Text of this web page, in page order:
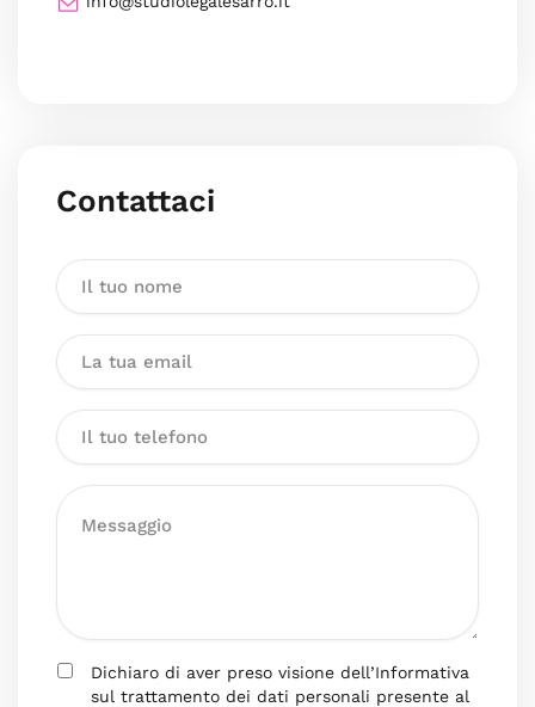
Contattaci
Dichiaro di aver preso visione dell’Informativa
sul trattamento dei dati personali presente al